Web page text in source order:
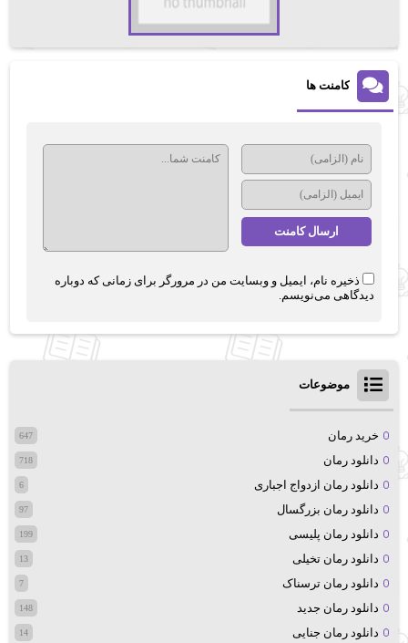
کامنت ها
ذخیره نام، ایمیل و وبسایت من در مرورگر برای زمانی که دوباره
دیدگاهی می‌نویسم.
موضوعات
خرید رمان 647
دانلود رمان 718
دانلود رمان ازدواج اجباری 6
دانلود رمان بزرگسال 97
دانلود رمان پلیسی 199
دانلود رمان تخیلی 13
دانلود رمان ترسناک 7
دانلود رمان جدید 148
دانلود رمان جنایی 14